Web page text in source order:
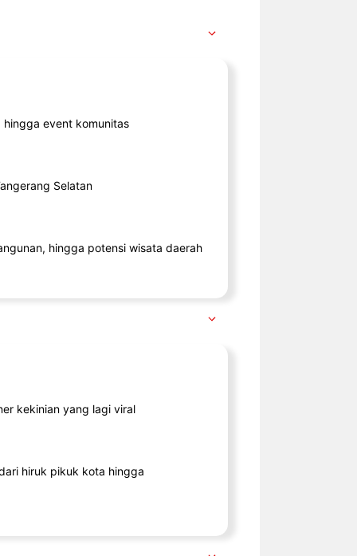
event komunitas
Selatan
hingga potensi wisata daerah
kekinian yang lagi viral
hiruk pikuk kota hingga